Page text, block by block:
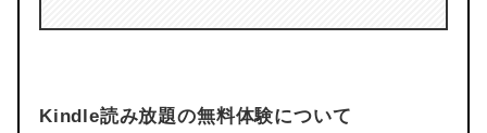
Kindle読み放題の無料体験について